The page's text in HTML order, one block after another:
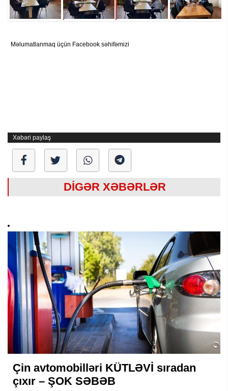
Məlumatlanmaq üçün Facebook səhifəmizi
Xəbəri paylaş
DİGƏR XƏBƏRLƏR
Çin avtomobilləri KÜTLƏVİ sıradan
çıxır – ŞOK SƏBƏB